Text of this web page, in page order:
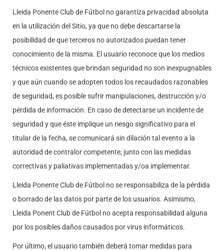
Lleida Ponente Club de Fútbol no garantiza privacidad absoluta
en la utilización del Sitio, ya que no debe descartarse la
posibilidad de que terceros no autorizados puedan tener
conocimiento de la misma. El usuario reconoce que los medios
técnicos existentes que brindan seguridad no son inexpugnables
y que aún cuando se adopten todos los recaudados razonables
de seguridad, es posible sufrir manipulaciones, destrucción y/o
pérdida de información. En caso de detectarse un incidente de
seguridad y que éste implique un riesgo significativo para el
titular de la fecha, se comunicará sin dilación tal evento a la
autoridad de contralor competente, junto con las medidas
correctivas y paliativas implementadas y/oa implementar.
Lleida Ponente Club de Fútbol no se responsabiliza de la pérdida
o borrado de las datos por parte de los usuarios. Asimismo,
Lleida Ponent Club de Fútbol no acepta responsabilidad alguna
por los posibles daños causados por virus informáticos.
Por último, el usuario también deberá tomar medidas para